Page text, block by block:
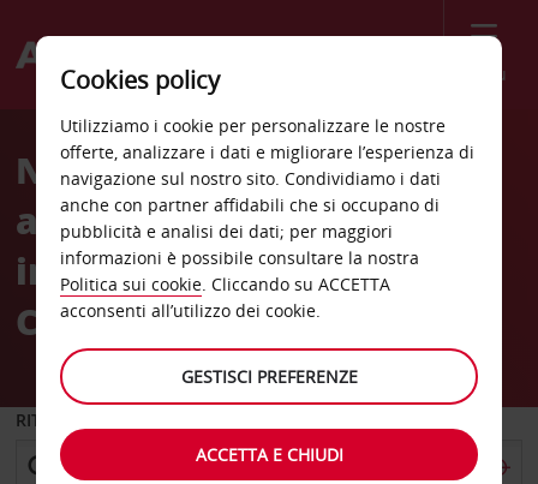
Menù
Welcome
AvisNoleggio auto
all'Aeroporto
internazionale di Punta
Cana (PUJ)
RITIRO DA
Cookies policy
Utilizziamo i cookie per personalizzare le nostre
offerte, analizzare i dati e migliorare l’esperienza di
navigazione sul nostro sito. Condividiamo i dati
anche con partner affidabili che si occupano di
pubblicità e analisi dei dati; per maggiori
informazioni è possibile consultare la nostra
Politica sui cookie. Cliccando su ACCETTA
acconsenti all’utilizzo dei cookie.
GESTISCI PREFERENZE
ACCETTA E CHIUDI